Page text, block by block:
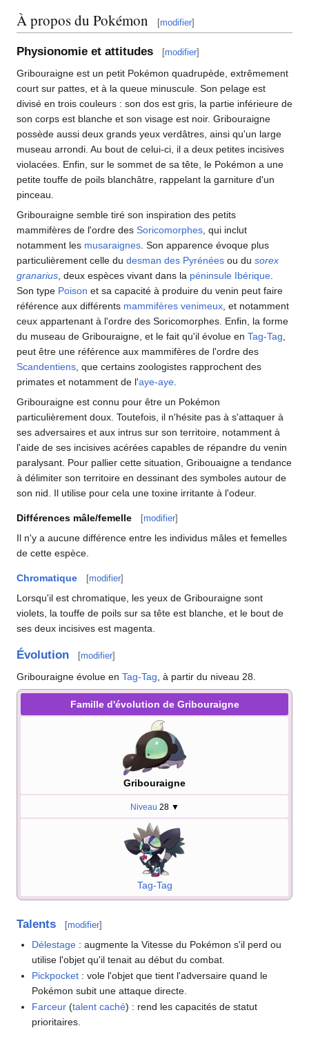
À propos du Pokémon [modifier]
Physionomie et attitudes [modifier]
Gribouraigne est un petit Pokémon quadrupède, extrêmement
court sur pattes, et à la queue minuscule. Son pelage est
divisé en trois couleurs : son dos est gris, la partie inférieure de
son corps est blanche et son visage est noir. Gribouraigne
possède aussi deux grands yeux verdâtres, ainsi qu'un large
museau arrondi. Au bout de celui-ci, il a deux petites incisives
violacées. Enfin, sur le sommet de sa tête, le Pokémon a une
petite touffe de poils blanchâtre, rappelant la garniture d'un
pinceau.
Gribouraigne semble tiré son inspiration des petits
mammifères de l'ordre des Soricomorphes , qui inclut
notamment les musaraignes . Son apparence évoque plus
particulièrement celle du desman des Pyrénées ou du sorex
granarius , deux espèces vivant dans la péninsule Ibérique
Son type Poison et sa capacité à produire du venin peut faire
référence aux différents mammifères venimeux , et notamment
ceux appartenant à l'ordre des Soricomorphes. Enfin, la forme
du museau de Gribouraigne, et le fait qu'il évolue en Tag-Tag
peut être une référence aux mammifères de l'ordre des
Scandentiens , que certains zoologistes rapprochent des
primates et notamment de l'aye-aye
Gribouraigne est connu pour être un Pokémon
particulièrement doux. Toutefois, il n'hésite pas à s'attaquer à
ses adversaires et aux intrus sur son territoire, notamment à
l'aide de ses incisives acérées capables de répandre du venin
paralysant. Pour pallier cette situation, Gribouaigne a tendance
à délimiter son territoire en dessinant des symboles autour de
son nid. Il utilise pour cela une toxine irritante à l'odeur.
Différences mâle/femelle [modifier]
Il n'y a aucune différence entre les individus mâles et femelles
de cette espèce.
Chromatique [modifier]
Lorsqu'il est chromatique, les yeux de Gribouraigne sont
violets, la touffe de poils sur sa tête est blanche, et le bout de
ses deux incisives est magenta.
Évolution [modifier]
Gribouraigne évolue en Tag-Tag , à partir du niveau 28.
Famille d'évolution de Gribouraigne
Gribouraigne
Niveau 28 ▼
Tag-Tag
Talents [modifier]
Délestage : augmente la Vitesse du Pokémon s'il perd ou
utilise l'objet qu'il tenait au début du combat.
Pickpocket : vole l'objet que tient l'adversaire quand le
Pokémon subit une attaque directe.
Farceur (talent caché) : rend les capacités de statut
prioritaires.